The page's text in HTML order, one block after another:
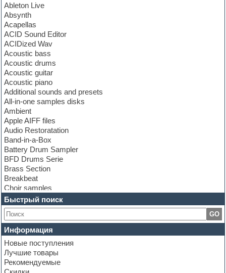
Ableton Live
Absynth
Acapellas
ACID Sound Editor
ACIDized Wav
Acoustic bass
Acoustic drums
Acoustic guitar
Acoustic piano
Additional sounds and presets
All-in-one samples disks
Ambient
Apple AIFF files
Audio Restoratation
Band-in-a-Box
Battery Drum Sampler
BFD Drums Serie
Brass Section
Breakbeat
Choir samples
Chris Hein Samples
Cinematic samples
Club bass
Club leads
Club sounds
Construction kits
Convolution
Cubase
Быстрый поиск
GO
Информация
Новые поступления
Лучшие товары
Рекомендуемые